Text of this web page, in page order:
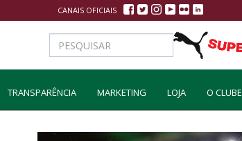
CANAIS OFICIAIS
TRANSPARÊNCIA MARKETING LOJA O CLUBE